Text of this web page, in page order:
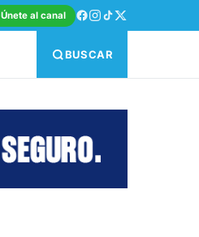
Únete al canal
BUSCAR